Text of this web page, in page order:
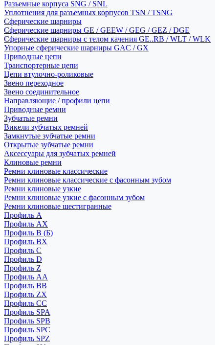
Разъемные корпуса SNG / SNL
Уплотнения для разъемных корпусов TSN / TSNG
Сферические шарниры
Сферические шарниры GE / GEEW / GEG / GEZ / DGE
Сферические шарниры с телом качения GE..RB / WLT / WLK
Упорные сферические шарниры GAC / GX
Приводные цепи
Транспортерные цепи
Цепи втулочно-роликовые
Звено переходное
Звено соединительное
Направляющие / профили цепи
Приводные ремни
Зубчатые ремни
Викели зубчатых ремней
Замкнутые зубчатые ремни
Открытые зубчатые ремни
Аксессуары для зубчатых ремней
Клиновые ремни
Ремни клиновые классические
Ремни клиновые классические с фасонным зубом
Ремни клиновые узкие
Ремни клиновые узкие с фасонным зубом
Ремни клиновые шестигранные
Профиль A
Профиль AX
Профиль B (Б)
Профиль BX
Профиль C
Профиль D
Профиль Z
Профиль АА
Профиль BB
Профиль ZX
Профиль CC
Профиль SPA
Профиль SPB
Профиль SPC
Профиль SPZ